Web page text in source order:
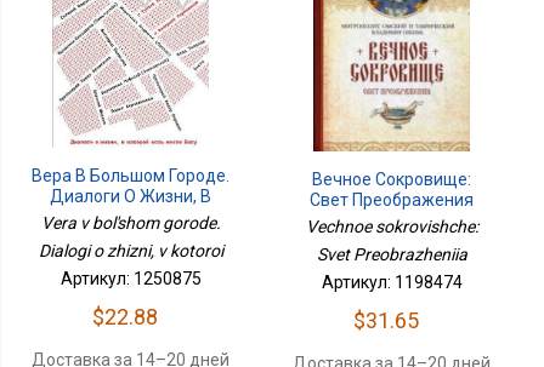
Вера В Большом Городе.
Диалоги О Жизни, В
Которой
Vera v bol'shom gorode.
Dialogi o zhizni, v kotoroi
Артикул: 1250875
$22.88
Доставка за 14–20 дней
Вечное Сокровище:
Свет Преображения
Vechnoe sokrovishche:
Svet Preobrazheniia
Артикул: 1198474
$31.65
Доставка за 14–20 дней